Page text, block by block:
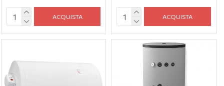
ACQUISTA ACQUISTA